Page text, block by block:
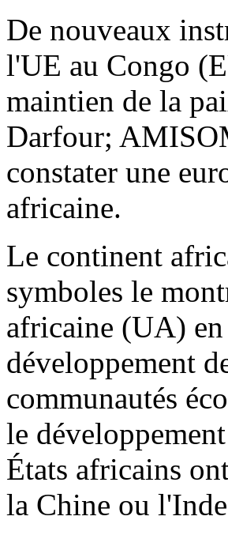
De nouveaux
l'UE au Congo
maintien de la
Darfour;
constater une
africaine.
Le continent
symboles le
africaine (UA)
développement
communautés
le
États africains
la Chine ou